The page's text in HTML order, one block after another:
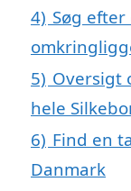
4) Søg
5) Oversigt
hele
6) Find en
Danmark